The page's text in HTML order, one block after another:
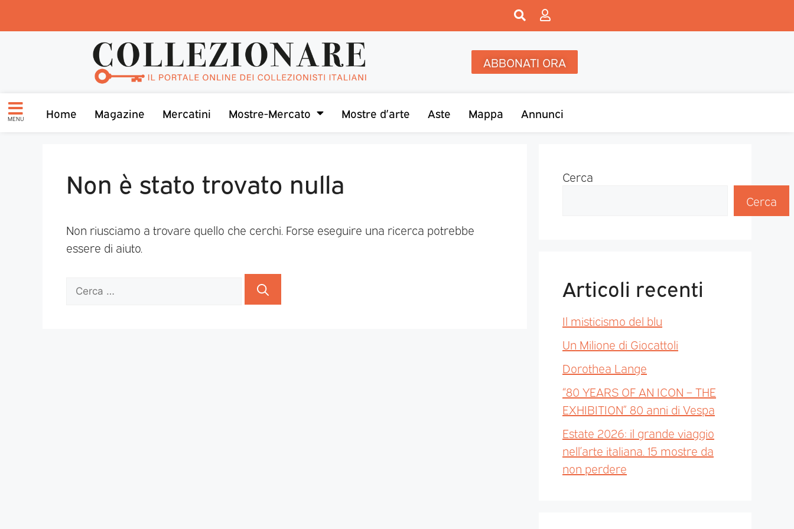
ABBONATI ORA
MENU Home Magazine Mercatini Mostre-Mercato Mostre d’arte Aste Mappa Annunci
Non è stato trovato nulla
Non riusciamo a trovare quello che cerchi. Forse eseguire una ricerca potrebbe
essere di aiuto.
Cerca
Cerca
Articoli recenti
Il misticismo del blu
Un Milione di Giocattoli
Dorothea Lange
“80 YEARS OF AN ICON – THE
EXHIBITION” 80 anni di Vespa
Estate 2026: il grande viaggio
nell’arte italiana. 15 mostre da
non perdere